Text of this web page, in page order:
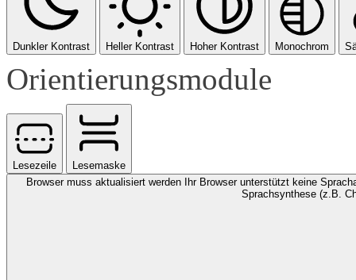
Dunkler Kontrast Heller Kontrast Hoher Kontrast Monochrom
Orientierungsmodule
Lesezeile
Lesemaske
Browser muss aktualisiert werden
Ihr Browser unterstützt keine
Sprachsynthese (z.B.